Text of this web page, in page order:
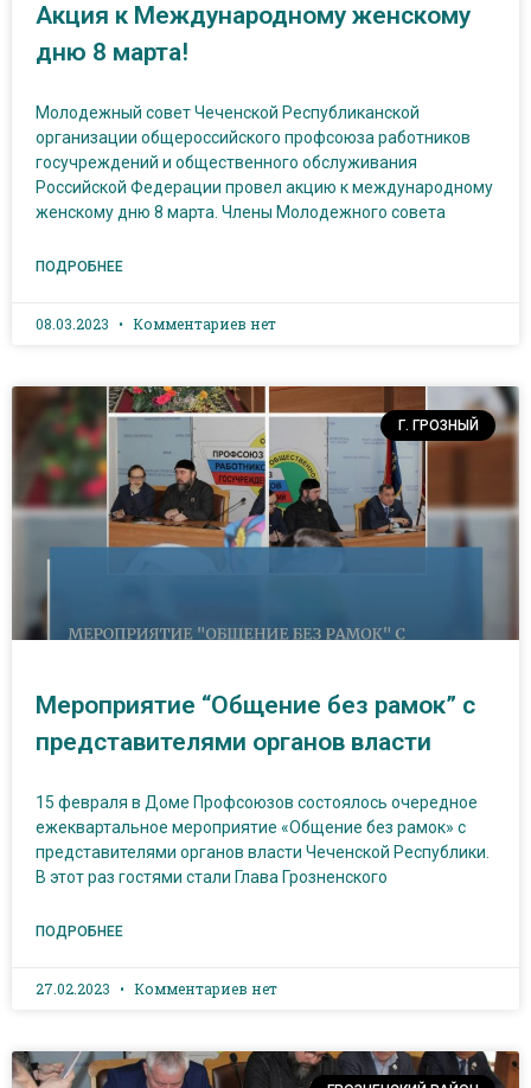
Акция к Международному женскому
дню 8 марта!
Молодежный совет Чеченской Республиканской
организации общероссийского профсоюза работников
госучреждений и общественного обслуживания
Российской Федерации провел акцию к международному
женскому дню 8 марта. Члены Молодежного совета
ПОДРОБНЕЕ
08.03.2023 Комментариев нет
Г. ГРОЗНЫЙ
Мероприятие “Общение без рамок” с
представителями органов власти
15 февраля в Доме Профсоюзов состоялось очередное
ежеквартальное мероприятие «Общение без рамок» с
представителями органов власти Чеченской Республики.
В этот раз гостями стали Глава Грозненского
ПОДРОБНЕЕ
27.02.2023 Комментариев нет